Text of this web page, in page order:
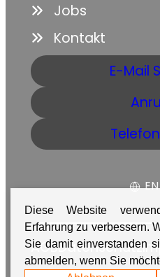
Jobs
Kontakt
E-Mail
EN
AGBDatenschutz
Diese Website
Erfahrung zu verbessern.
Sie damit einverstanden
abmelden, wenn Sie